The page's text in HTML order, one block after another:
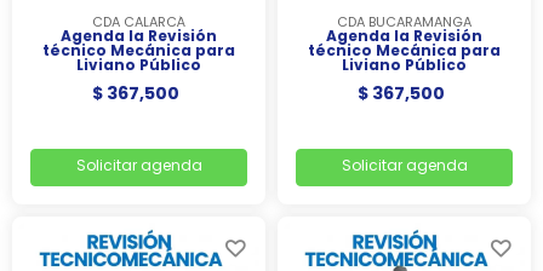
CDA CALARCÁ
Agenda la Revisión
técnico Mecánica para
Liviano Público
$ 367,500
Solicitar agenda
CDA BUCARAMANGA
Agenda la Revisión
técnico Mecánica para
Liviano Público
$ 367,500
Solicitar agenda